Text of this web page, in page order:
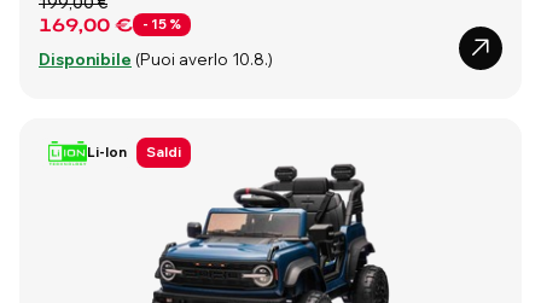
169,00 € - 15 %
Disponibile (Puoi averlo 10.8.)
Li-Ion Saldi